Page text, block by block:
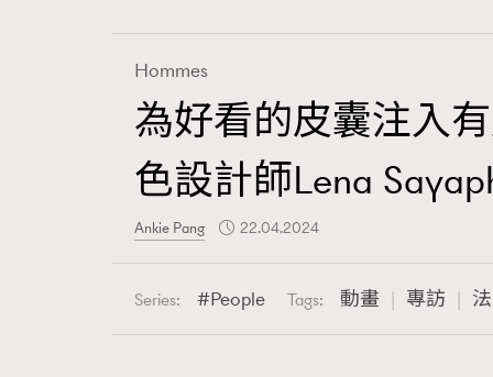
Fashion
Art
Hommes
為好看的皮囊注入
色設計師Lena
Ankie Pang 22.04.2024
Series: People Tags: 動畫 專訪